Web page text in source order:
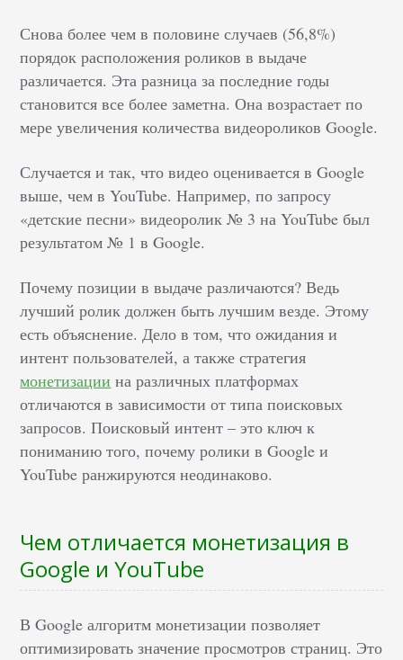
Снова более чем в половине случаев (56,8%)
порядок расположения роликов в выдаче
различается. Эта разница за последние годы
становится все более заметна. Она возрастает по
мере увеличения количества видеороликов Google.
Случается и так, что видео оценивается в Google
выше, чем в YouTube. Например, по запросу
«детские песни» видеоролик № 3 на YouTube был
результатом № 1 в Google.
Почему позиции в выдаче различаются? Ведь
лучший ролик должен быть лучшим везде. Этому
есть объяснение. Дело в том, что ожидания и
интент пользователей, а также стратегия
монетизации на различных платформах
отличаются в зависимости от типа поисковых
запросов. Поисковый интент – это ключ к
пониманию того, почему ролики в Google и
YouTube ранжируются неодинаково.
Чем отличается монетизация в
Google и YouTube
В Google алгоритм монетизации позволяет
оптимизировать значение просмотров страниц. Это